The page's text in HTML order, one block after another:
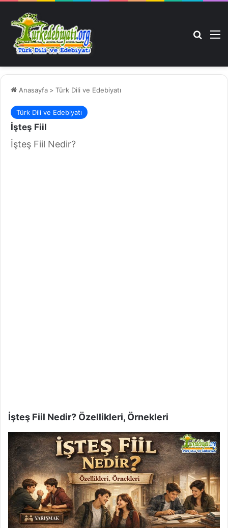
Anasayfa > Türk Dili ve Edebiyatı
Türk Dili ve Edebiyatı
İşteş Fiil
İşteş Fiil Nedir?
İşteş Fiil Nedir? Özellikleri, Örnekleri